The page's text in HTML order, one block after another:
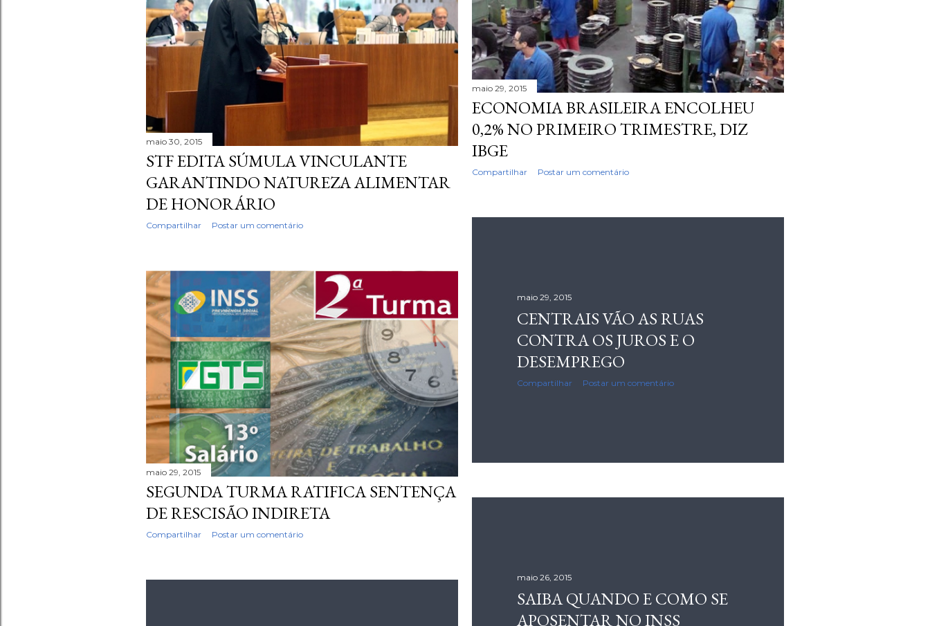
g
e
s
maio 30, 2015
STF EDITA SÚMULA VINCULANTE
GARANTINDO NATUREZA ALIMENTAR
DE HONORÁRIO
Compartilhar Postar um comentário
maio 29, 2015
ECONOMIA BRASILEIRA ENCOLHEU
0,2% NO PRIMEIRO TRIMESTRE, DIZ
IBGE
Compartilhar Postar um comentário
maio 29, 2015
CENTRAIS VÃO AS RUAS
CONTRA OS JUROS E O
DESEMPREGO
Compartilhar Postar um comentário
maio 29, 2015
SEGUNDA TURMA RATIFICA SENTENÇA
DE RESCISÃO INDIRETA
Compartilhar Postar um comentário
maio 26, 2015
SAIBA QUANDO E COMO SE
APOSENTAR NO INSS